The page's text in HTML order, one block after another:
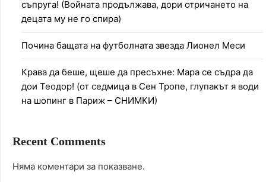
съпруга! (Войната продължава, дори отричането на
децата му не го спира)
Почина бащата на футболната звезда Лионел Меси
Крава да беше, щеше да пресъхне: Мара се съдра да
дои Теодор! (от седмица в Сен Тропе, глупакът я води
на шопинг в Париж – СНИМКИ)
Recent Comments
Няма коментари за показване.